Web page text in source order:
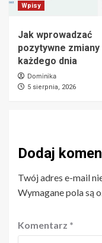
Wpisy
Jak wprowadzać
pozytywne zmiany
każdego dnia
Dominika
5 sierpnia, 2026
Dodaj
Twój adres e-mail
Wymagane pola są
Komentarz *